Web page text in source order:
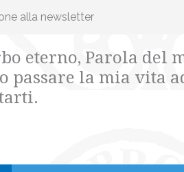
alla newsletter
eterno, Parola del
passare la mia vita